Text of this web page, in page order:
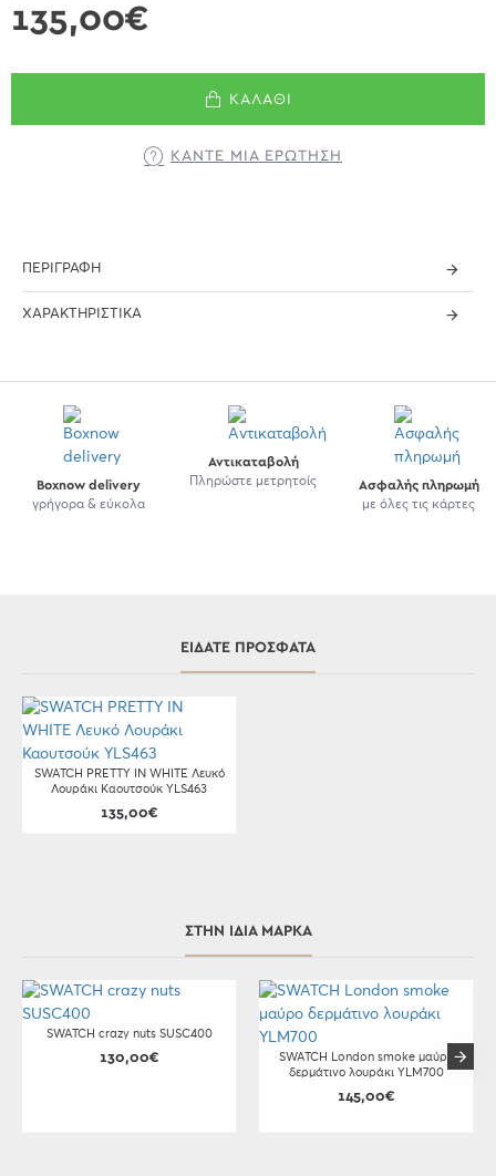
135,00€
ΚΑΛΆΘΙ
ΚΆΝΤΕ ΜΊΑ ΕΡΏΤΗΣΗ
ΠΕΡΙΓΡΑΦΉ
ΧΑΡΑΚΤΗΡΙΣΤΙΚΆ
Boxnow delivery
γρήγορα & εύκολα
Αντικαταβολή
Πληρώστε μετρητοίς
Ασφαλής πληρωμή
με όλες τις κάρτες
ΕΊΔΑΤΕ ΠΡΌΣΦΑΤΑ
SWATCH PRETTY IN WHITE Λευκό
Λουράκι Καουτσούκ YLS463
135,00€
ΣΤΗΝ ΊΔΙΑ ΜΆΡΚΑ
SWATCH crazy nuts SUSC400
130,00€
SWATCH London smoke μαύρο
δερμάτινο λουράκι YLM700
145,00€